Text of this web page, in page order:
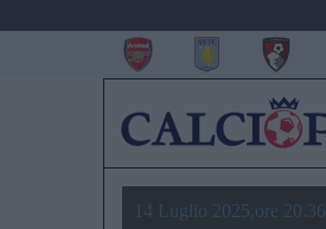
14 Luglio 2025,ore 20.36